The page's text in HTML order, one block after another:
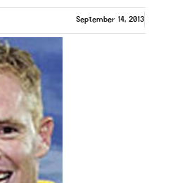
September 14, 2013